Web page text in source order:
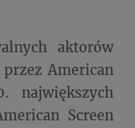
aktorów
American
Screen